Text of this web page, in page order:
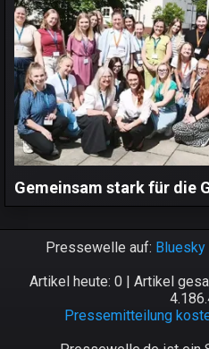
Gemeinsam stark für die
Pressewelle auf: Bluesky
Artikel heute: 0 | Artikel
Pressemitteilung